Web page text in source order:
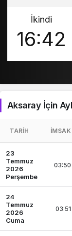
İkindi
16:42
Aksaray İçin
TARIH İMSAK
23
Temmuz
2026
Perşembe
03:50
24
Temmuz
2026
Cuma
03:51